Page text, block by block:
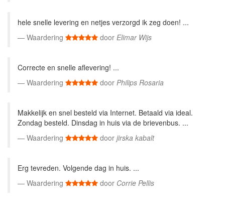
hele snelle levering en netjes verzorgd ik zeg doen! ...
Waardering
door Elimar Wijs
Correcte en snelle aflevering! ...
Waardering
door Philips Rosaria
Makkelijk en snel besteld via Internet. Betaald via ideal.
Zondag besteld. Dinsdag in huis via de brievenbus. ...
Waardering
door jirska kabalt
Erg tevreden. Volgende dag in huis. ...
Waardering
door Corrie Pellis